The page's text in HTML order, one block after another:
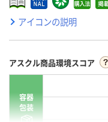
アイコンの説明
アスクル商品環境スコア
容器
包装